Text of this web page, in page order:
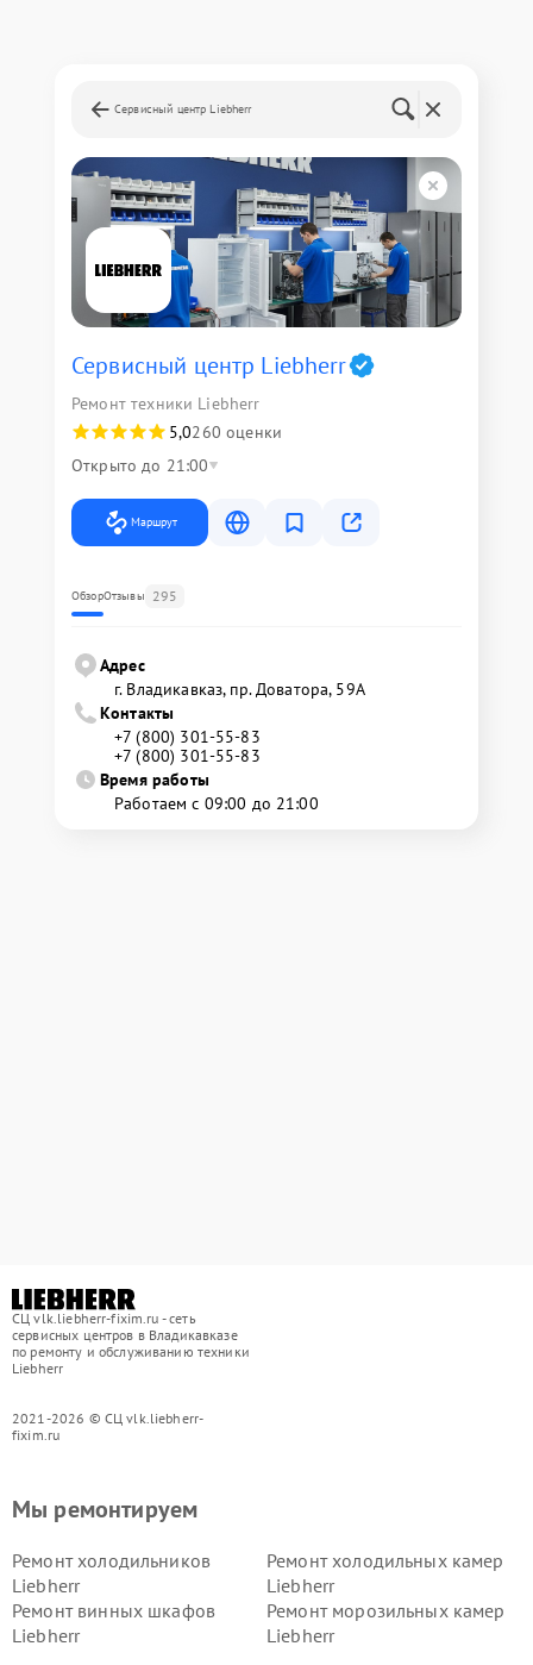
Сервисный центр Liebherr
Сервисный центр Liebherr
Ремонт техники Liebherr
5,0260 оценки
Открыто до 21:00
Маршрут
ОбзорОтзывы 295
Адрес
г. Владикавказ, пр. Доватора, 59А
Контакты
+7 (800) 301-55-83
+7 (800) 301-55-83
Время работы
Работаем с 09:00 до 21:00
СЦ vlk.liebherr-fixim.ru - сеть
сервисных центров в Владикавказе
по ремонту и обслуживанию техники
Liebherr
2021-2026 © СЦ vlk.liebherr-
fixim.ru
Мы ремонтируем
Ремонт холодильников
Liebherr
Ремонт холодильных камер
Liebherr
Ремонт винных шкафов
Liebherr
Ремонт морозильных камер
Liebherr